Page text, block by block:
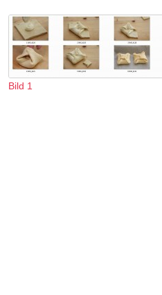
Bild 1